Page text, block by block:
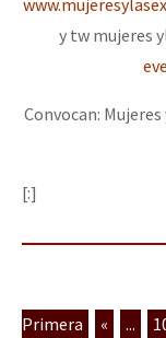
y tw mujeres
Convocan:
[:]
Primera
« ...